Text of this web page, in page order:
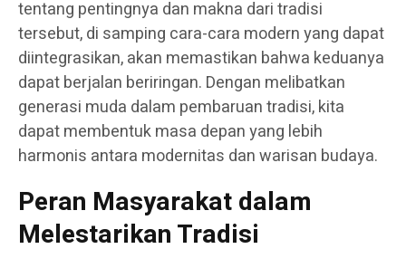
tentang pentingnya dan makna dari tradisi
tersebut, di samping cara-cara modern yang dapat
diintegrasikan, akan memastikan bahwa keduanya
dapat berjalan beriringan. Dengan melibatkan
generasi muda dalam pembaruan tradisi, kita
dapat membentuk masa depan yang lebih
harmonis antara modernitas dan warisan budaya.
Peran Masyarakat dalam
Melestarikan Tradisi